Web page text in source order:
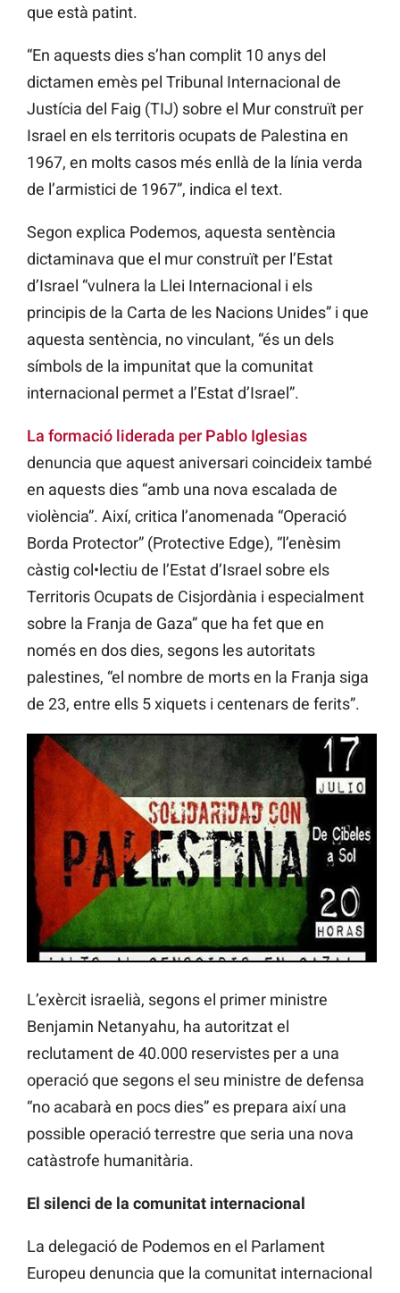
que està patint.
“En aquests dies s’han complit 10 anys del
dictamen emès pel Tribunal Internacional de
Justícia del Faig (TIJ) sobre el Mur construït per
Israel en els territoris ocupats de Palestina en
1967, en molts casos més enllà de la línia verda
de l’armistici de 1967”, indica el text.
Segon explica Podemos, aquesta sentència
dictaminava que el mur construït per l’Estat
d’Israel “vulnera la Llei Internacional i els
principis de la Carta de les Nacions Unides” i que
aquesta sentència, no vinculant, “és un dels
símbols de la impunitat que la comunitat
internacional permet a l’Estat d’Israel”.
La formació liderada per Pablo Iglesias
denuncia que aquest aniversari coincideix també
en aquests dies “amb una nova escalada de
violència”. Així, critica l’anomenada “Operació
Borda Protector” (Protective Edge), “l’enèsim
càstig col•lectiu de l’Estat d’Israel sobre els
Territoris Ocupats de Cisjordània i especialment
sobre la Franja de Gaza” que ha fet que en
només en dos dies, segons les autoritats
palestines, “el nombre de morts en la Franja siga
de 23, entre ells 5 xiquets i centenars de ferits”.
L’exèrcit israelià, segons el primer ministre
Benjamin Netanyahu, ha autoritzat el
reclutament de 40.000 reservistes per a una
operació que segons el seu ministre de defensa
“no acabarà en pocs dies” es prepara així una
possible operació terrestre que seria una nova
catàstrofe humanitària.
El silenci de la comunitat internacional
La delegació de Podemos en el Parlament
Europeu denuncia que la comunitat internacional